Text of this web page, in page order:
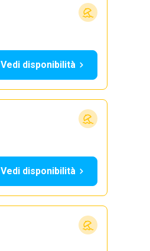
Vedi disponibilità
Vedi disponibilità